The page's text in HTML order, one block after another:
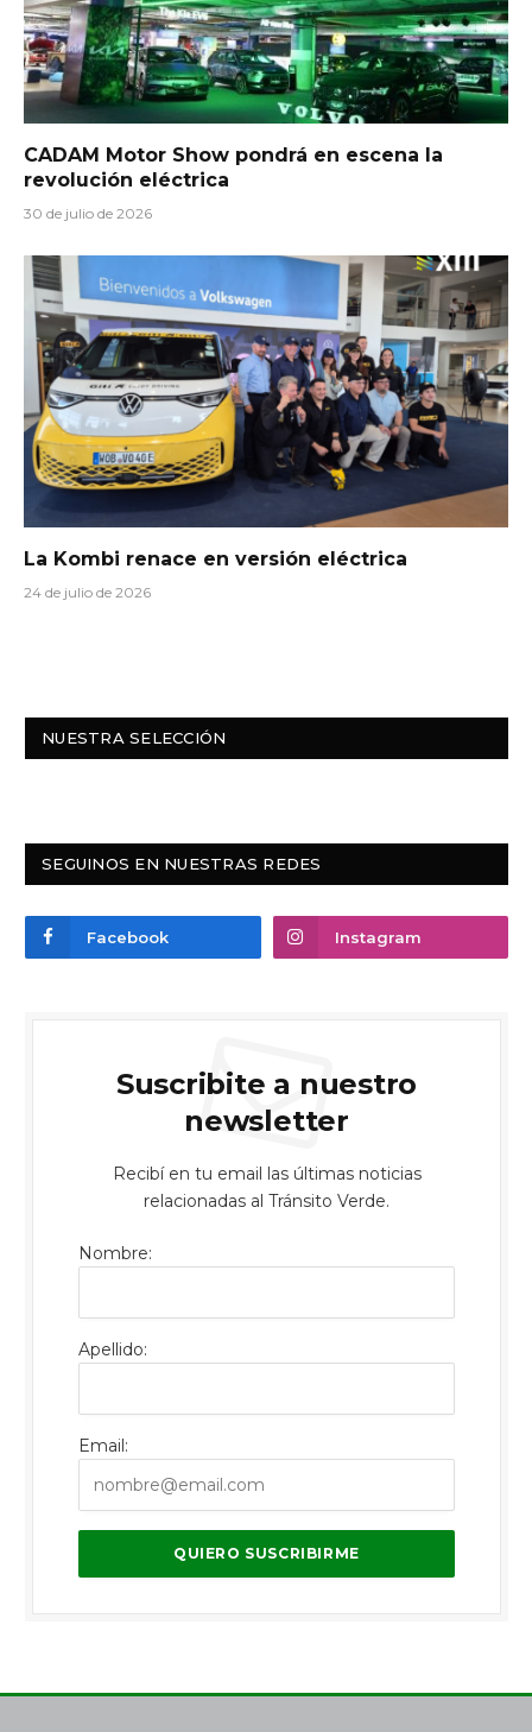
CADAM Motor Show pondrá en escena la
revolución eléctrica
30 de julio de 2026
La Kombi renace en versión eléctrica
24 de julio de 2026
NUESTRA SELECCIÓN
SEGUINOS EN NUESTRAS REDES
Facebook Instagram
Suscribite a nuestro
newsletter
Recibí en tu email las últimas noticias
relacionadas al Tránsito Verde.
Nombre:
Apellido:
Email: